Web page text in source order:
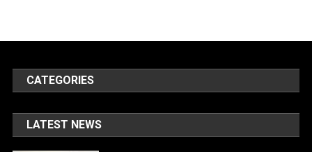
CATEGORIES
LATEST NEWS